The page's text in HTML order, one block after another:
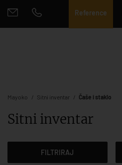
Reference
Mayoko Sitni inventar Čaše i staklo
Sitni inventar
FILTRIRAJ